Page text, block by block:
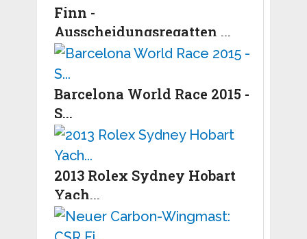
Finn -
Ausscheidungsregatten ...
Barcelona World Race 2015 -
S...
2013 Rolex Sydney Hobart
Yach...